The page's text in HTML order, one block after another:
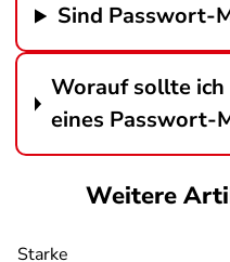
Sind Passwort-
Worauf sollte
eines Passwort-
Weitere
Starke